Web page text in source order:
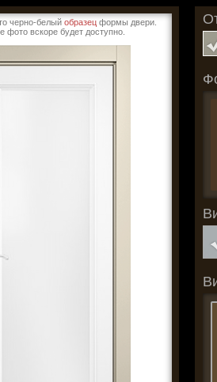
черно-белый образец формы двери.
фото вскоре будет доступно.